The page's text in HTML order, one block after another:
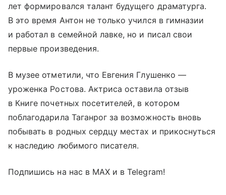
лет формировался талант будущего драматурга.
В это время Антон не только учился в гимназии
и работал в семейной лавке, но и писал свои
первые произведения.
В музее отметили, что Евгения Глушенко —
уроженка Ростова. Актриса оставила отзыв
в Книге почетных посетителей, в котором
поблагодарила Таганрог за возможность вновь
побывать в родных сердцу местах и прикоснуться
к наследию любимого писателя.
Подпишись на нас в МАХ и в Telegram!